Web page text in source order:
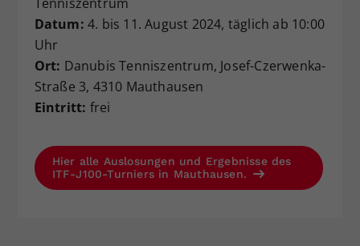
Tenniszentrum
Datum: 4. bis 11. August 2024, täglich ab 10:00
Uhr
Ort: Danubis Tenniszentrum, Josef-Czerwenka-
Straße 3, 4310 Mauthausen
Eintritt: frei
Hier alle Auslosungen und Ergebnisse des
ITF-J100-Turniers in Mauthausen.